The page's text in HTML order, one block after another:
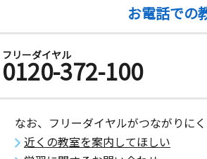
お電話での
フリーダイヤル
0120-372-100
なお、フリーダイヤルがつながりに
近くの教室を案内してほしい